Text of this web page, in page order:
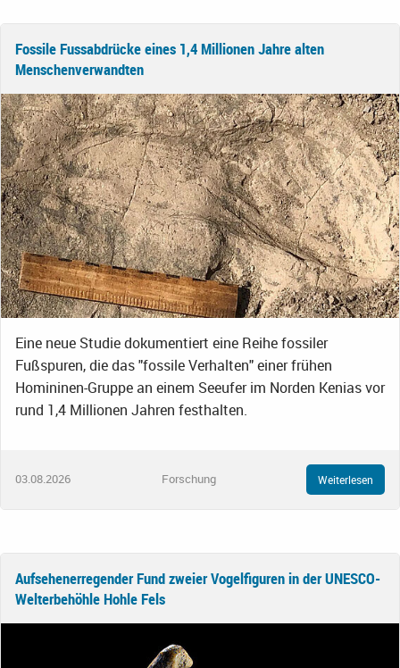
Fossile Fussabdrücke eines 1,4 Millionen Jahre alten
Menschenverwandten
Eine neue Studie dokumentiert eine Reihe fossiler
Fußspuren, die das "fossile Verhalten" einer frühen
Homininen-Gruppe an einem Seeufer im Norden Kenias vor
rund 1,4 Millionen Jahren festhalten.
03.08.2026 Forschung Weiterlesen
Aufsehenerregender Fund zweier Vogelfiguren in der UNESCO-
Welterbehöhle Hohle Fels